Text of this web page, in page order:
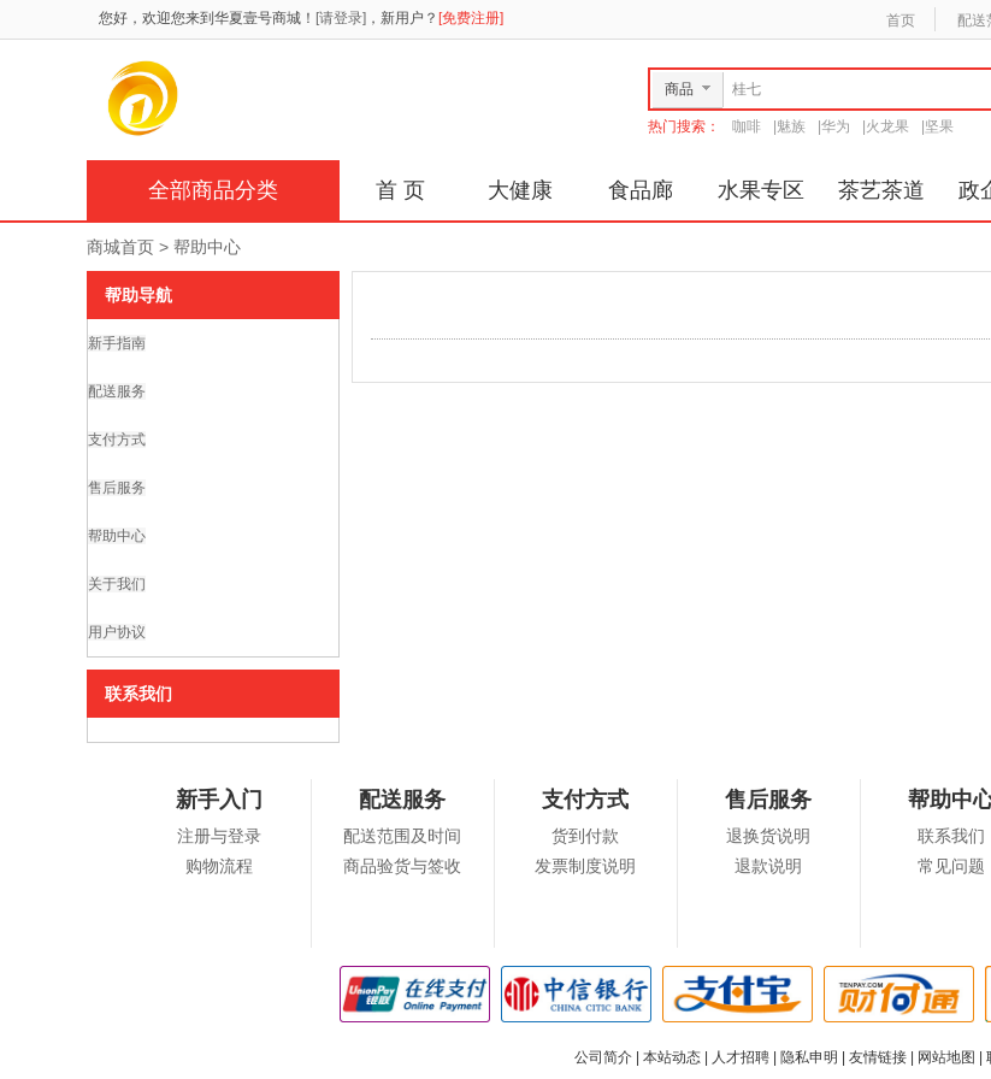
您好，欢迎您来到华夏壹号商城！ [请登录] ，新用户？ [免费注册] 首页 配送
商品
热门搜索： 咖啡 魅族 华为 火龙果 坚果
全部商品分类 首 页 大健康 食品廊 水果专区 茶艺茶道 政
商城首页 > 帮助中心
帮助导航
新手指南
配送服务
支付方式
售后服务
帮助中心
关于我们
用户协议
联系我们
新手入门
注册与登录
购物流程
配送服务
配送范围及时间
商品验货与签收
支付方式
货到付款
发票制度说明
售后服务
退换货说明
退款说明
帮助中
联系我们
常见问题
公司简介 本站动态 人才招聘 隐私申明 友情链接 网站地图